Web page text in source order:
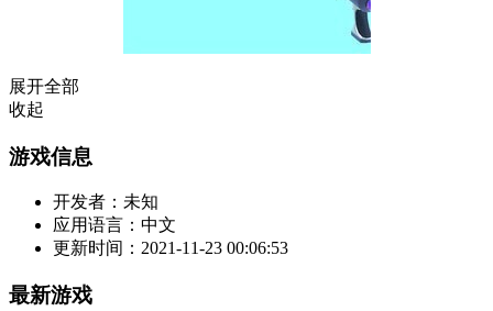
展开全部
收起
游戏信息
开发者： 未知
应用语言： 中文
更新时间： 2021-11-23 00:06:53
最新游戏